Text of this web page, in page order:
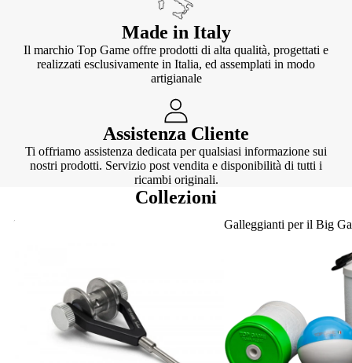
Made in Italy
Il marchio Top Game offre prodotti di alta qualità, progettati e
realizzati esclusivamente in Italia, ed assemplati in modo
artigianale
Assistenza Cliente
Ti offriamo assistenza dedicata per qualsiasi informazione sui
nostri prodotti. Servizio post vendita e disponibilità di tutti i
ricambi originali.
Collezioni
Knotter Galleggianti per il Big